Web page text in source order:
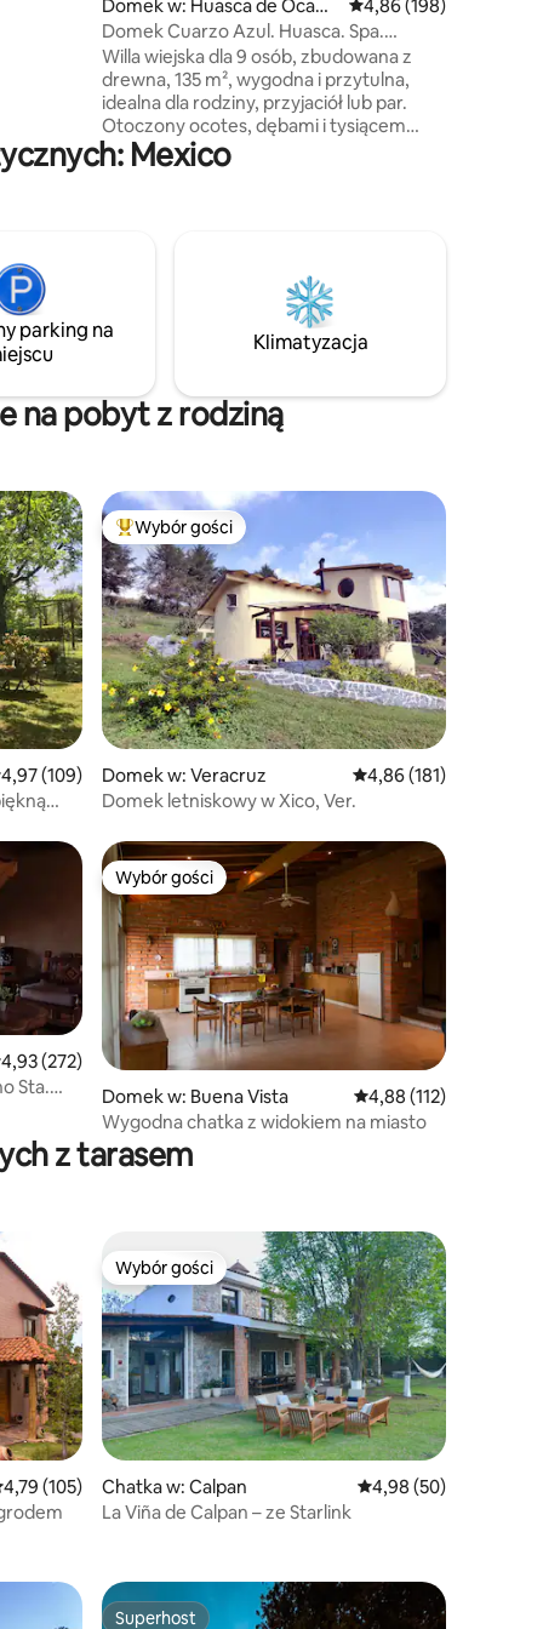
Domek w: Huasca de Ocam
po
Średnia ocena: 4,86
4,86 (198)
Domek Cuarzo Azul. Huasca. Spa.
Przyjazny dla zwierząt.
Willa wiejska dla 9 osób, zbudowana z
drewna, 135 m², wygodna i przytulna,
idealna dla rodziny, przyjaciół lub par.
Otoczony ocotes, dębami i tysiącem
kolorowych roślin, oferuje 2 sypialnie
z najwyższej jakości pościelą,
zwierząt (dodatkowy koszt).
Przestrzeganie przepisów jest
obowiązkowe, aby zapewnić
bezpieczeństwo, harmonię i najlepsze
Mexico
parking na
Klimatyzacja
na pobyt z rodziną
ocena: 4,97 na 5, liczba recenzji: 109
4,97 (109)
Najpopularniejsze z kategorii Wybór gości
Wybór gości
Domek w: Veracruz Średnia ocena: 4,86
4,86 (181)
Domek letniskowy w Xico, Ver.
ocena: 4,93 na 5, liczba recenzji: 272
4,93 (272)
Sta.
Wybór gości
Wybór gości
Domek w: Buena Vista Średnia ocena: 4,88
4,88 (112)
Wygodna chatka z widokiem na miasto
z tarasem
ocena: 4,79 na 5, liczba recenzji: 105
4,79 (105)
Wybór gości
Wybór gości
Chatka w: Calpan Średnia ocena: 4,98
4,98 (50)
La Viña de Calpan – ze Starlink
Superhost